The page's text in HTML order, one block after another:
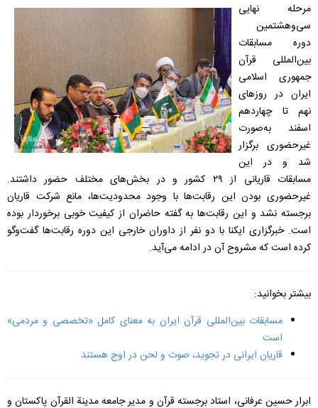
مرحله نهایی
سی‌و‌هشتمین
دوره مسابقات
بین‌المللی قرآن
جمهوری اسلامی
ایران در روزهای
نهم تا چهاردهم
اسفند به‌صورت
غیرحضوری برگزار
شد و در این
مسابقات قاریانی از ۲۹ کشور و در بخش‌های مختلف حضور داشتند.
غیرحضوری بودن این رقابت‌ها با وجود محدودیت‌ها، مانع شرکت قاریان
برجسته نشد و این رقابت‌ها به گفته حاضران از کیفیت خوبی برخوردار بوده
است. خبرگزاری ایکنا با دو نفر از داوران خارجی این دوره رقابت‌ها گفت‌وگو
کرده است که مشروح آن در ادامه می‌آید.
بیشتر بخوانید:
مسابقات بین‌المللی قرآن ایران به معنای کامل «تخصصی و مردمی»
است
قاریان ایرانی در تجوید، صوت و لحن در اوج هستند
ابرار حسین عرفانی، استاد برجسته قرآن و مدیر جامعه مدینة القرآن پاکستان و